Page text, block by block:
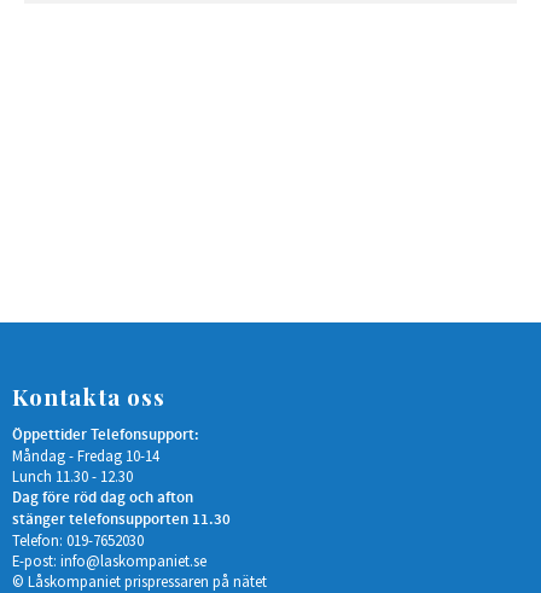
Kontakta oss
Öppettider Telefonsupport:
Måndag - Fredag 10-14
Lunch 11.30 - 12.30
Dag före röd dag och afton
stänger telefonsupporten 11.30
Telefon: 019-7652030
E-post: info@laskompaniet.se
© Låskompaniet prispressaren på nätet